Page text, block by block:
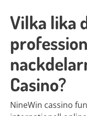
Vilka lika
Casino?
NineWin cassino